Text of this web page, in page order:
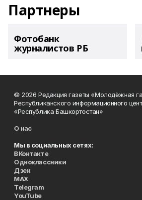
Партнеры
Фотобанк
журналистов РБ
© 2026 Редакция газеты «Молодёжная
Республиканского информационного
«Республика Башкортостан»
О нас
Мы в социальных сетях:
ВКонтакте
Одноклассники
Дзен
MAX
Telegram
YouTube